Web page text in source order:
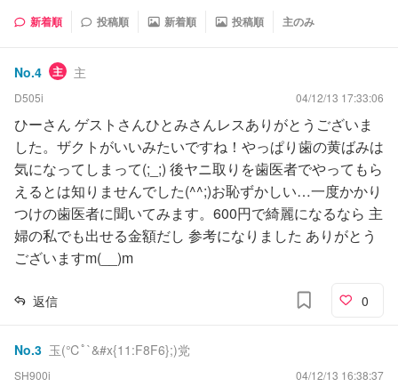
新着順 投稿順 新着順 投稿順 主のみ
No.4 主 主
D505i 04/12/13 17:33:06
ひーさん ゲストさんひとみさんレスありがとうございま
した。ザクトがいいみたいですね！やっぱり歯の黄ばみは
気になってしまって(;_;) 後ヤニ取りを歯医者でやってもら
えるとは知りませんでした(^^;)お恥ずかしい…一度かかり
つけの歯医者に聞いてみます。600円で綺麗になるなら 主
婦の私でも出せる金額だし 参考になりました ありがとう
ございますm(__)m
返信 0
No.3 玉(℃ﾟ`&#x{11:F8F6};)党
SH900i 04/12/13 16:38:37